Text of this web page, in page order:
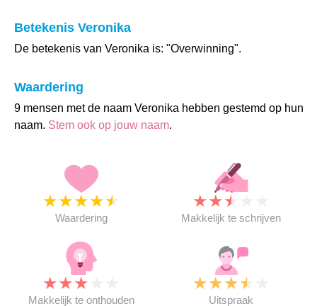
Betekenis Veronika
De betekenis van Veronika is: "Overwinning".
Waardering
9 mensen met de naam Veronika hebben gestemd op hun
naam. Stem ook op jouw naam.
★★★★★
Waardering
★★★
Makkelijk te schrijven
★★★
Makkelijk te onthouden
★★★★
Uitspraak